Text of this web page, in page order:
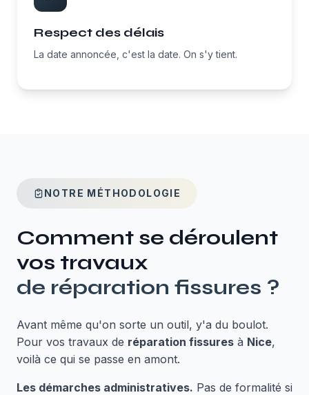
Respect des délais
La date annoncée, c'est la date. On s'y tient.
NOTRE MÉTHODOLOGIE
Comment se déroulent
vos travaux
de réparation fissures ?
Avant même qu'on sorte un outil, y'a du boulot.
Pour vos travaux de réparation fissures à Nice,
voilà ce qui se passe en amont.
Les démarches administratives. Pas de formalité si